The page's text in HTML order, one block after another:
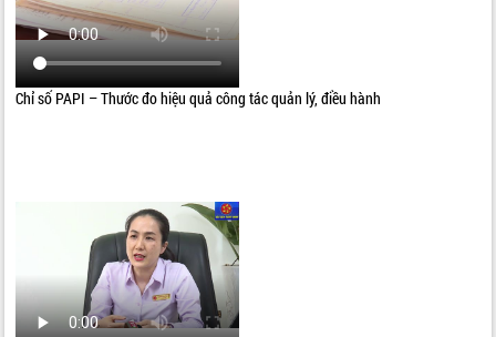
Chỉ số PAPI – Thước đo hiệu quả công tác quản lý, điều hành